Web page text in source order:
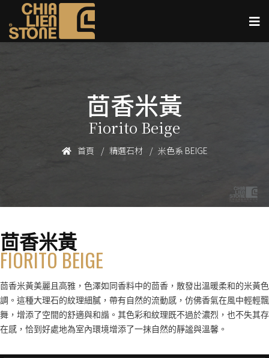
茴香米黃
Fiorito Beige
首頁 精選石材 米色系 BEIGE
茴香米黃
FIORITO BEIGE
茴香米黃美麗且高雅，色澤如同香料中的茴香，散發出溫暖柔和的米黃色
調。這種大理石的紋理細膩，帶有自然的流動感，仿佛香氣在風中輕輕飄
舞，增添了空間的舒適與和諧。其色彩和紋理既不過於濃烈，也不失其存
在感，恰到好處地為室內環境增添了一抹自然的靜謐與溫馨。